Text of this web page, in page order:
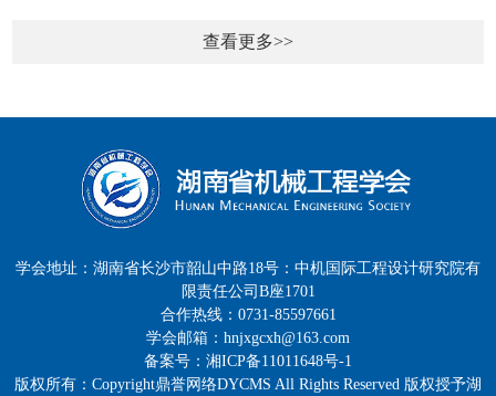
查看更多>>
学会地址：湖南省长沙市韶山中路18号：中机国际工程设计研究院有
限责任公司B座1701
合作热线：0731-85597661
学会邮箱：hnjxgcxh@163.com
备案号：湘ICP备11011648号-1
版权所有：Copyright鼎誉网络DYCMS All Rights Reserved 版权授予湖